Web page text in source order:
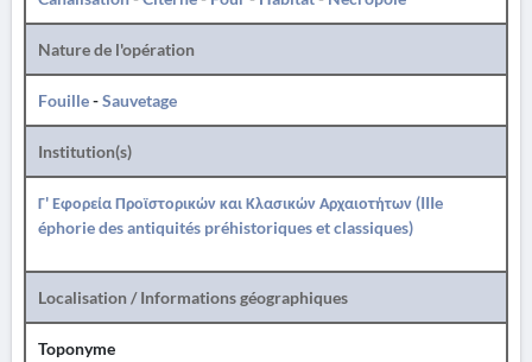
Nature de l'opération
Fouille-Sauvetage
Institution(s)
Γ' Εφορεία Προϊστορικών και Κλασικών Αρχαιοτήτων (IIIe
éphorie des antiquités préhistoriques et classiques)
Localisation / Informations géographiques
Toponyme